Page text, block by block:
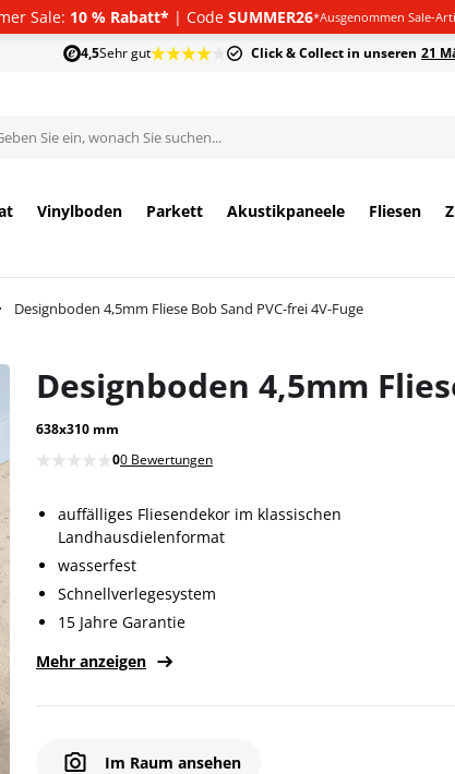
Sale: 10 % Rabatt*| Code SUMMER26*Ausgenommen Sale-
4,5Sehr gut Click & Collect in unseren 21
Vinylboden Parkett Akustikpaneele Fliesen
Designboden 4,5mm Fliese Bob Sand PVC-frei 4V-Fuge
Designboden 4,5mm
638x310 mm
00 Bewertungen
auffälliges Fliesendekor im klassischen
Landhausdielenformat
wasserfest
Schnellverlegesystem
15 Jahre Garantie
Mehr anzeigen
Im Raum ansehen